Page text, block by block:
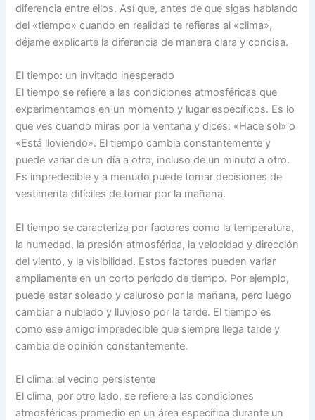
diferencia entre ellos. Así que, antes de que sigas hablando
del «tiempo» cuando en realidad te refieres al «clima»,
déjame explicarte la diferencia de manera clara y concisa.
El tiempo: un invitado inesperado
El tiempo se refiere a las condiciones atmosféricas que
experimentamos en un momento y lugar específicos. Es lo
que ves cuando miras por la ventana y dices: «Hace sol» o
«Está lloviendo». El tiempo cambia constantemente y
puede variar de un día a otro, incluso de un minuto a otro.
Es impredecible y a menudo puede tomar decisiones de
vestimenta difíciles de tomar por la mañana.
El tiempo se caracteriza por factores como la temperatura,
la humedad, la presión atmosférica, la velocidad y dirección
del viento, y la visibilidad. Estos factores pueden variar
ampliamente en un corto período de tiempo. Por ejemplo,
puede estar soleado y caluroso por la mañana, pero luego
cambiar a nublado y lluvioso por la tarde. El tiempo es
como ese amigo impredecible que siempre llega tarde y
cambia de opinión constantemente.
El clima: el vecino persistente
El clima, por otro lado, se refiere a las condiciones
atmosféricas promedio en un área específica durante un